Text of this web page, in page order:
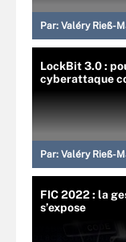
Par: Valéry Rieß-
LockBit 3.0 :
cyberattaque
Par: Valéry Rieß-
FIC 2022 : la
s’expose